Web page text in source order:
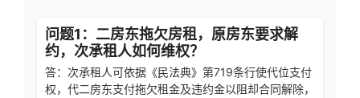
问题1：二房东拖欠房租，原房东要求解
约，次承租人如何维权？
答：次承租人可依据《民法典》第719条行使代位支付
权，代二房东支付拖欠租金及违约金以阻却合同解除，